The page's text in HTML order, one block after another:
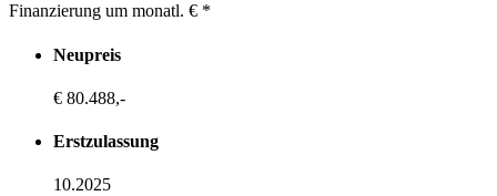
Finanzierung um monatl. € *
Neupreis
€ 80.488,-
Erstzulassung
10.2025